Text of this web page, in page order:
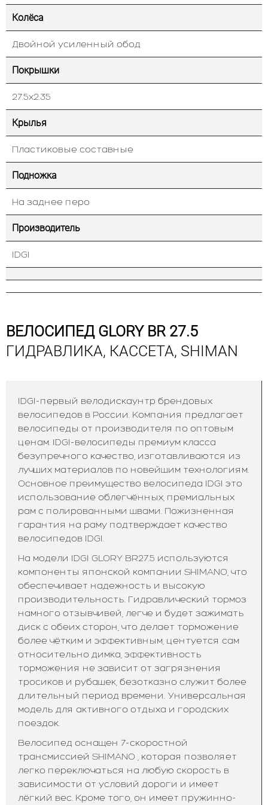
Колёса
Двойной усиленный обод
Покрышки
27.5х2.35
Крылья
Пластиковые составные
Подножка
На заднее перо
Производитель
IDGI
ВЕЛОСИПЕД GLORY BR 27.5
ГИДРАВЛИКА, КАССЕТА, SHIMAN
IDGI-первый велодискаунтр брендовых
велосипедов в России. Компания предлагает
велосипеды от производителя по оптовым
ценам. IDGI-велосипеды премиум класса
безупречного качество, изготавливаются из
лучших материалов по новейшим технологиям.
Основное преимущество велосипеда IDGI это
использование облегчённых, премиальных
рам с полированными швами. Пожизненная
гарантия на раму подтверждает качество
велосипедов IDGI.
На модели IDGI GLORY BR27.5 используются
компоненты японской компании SHIMANO, что
обеспечивает надежность и высокую
производительность. Гидравлический тормоз
намного отзывчивей, легче и будет зажимать
диск с обеих сторон, что делает торможение
более чётким и эффективным, центуется сам
относительно димка, эффективность
торможения не зависит от загрязнения
тросиков и рубашек, безотказно служит более
длительный период времени. Универсальная
модель для активного отдыха и городских
поездок.
Велосипед оснащен 7-скоростной
трансмиссией SHIMANO , которая позволяет
легко переключаться на любую скорость в
зависимости от условий дороги и имеет
лёгкий вес. Кроме того, он имеет пружинно-